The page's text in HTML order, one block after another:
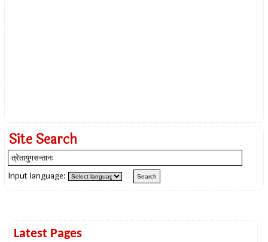
Site Search
Input language:
Latest Pages